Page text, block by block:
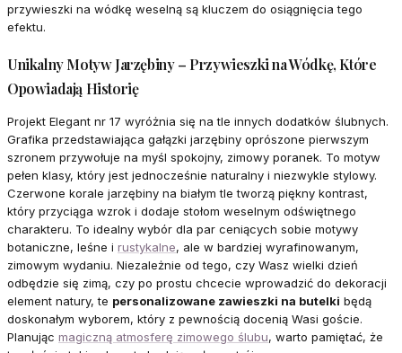
przywieszki na wódkę weselną są kluczem do osiągnięcia tego
efektu.
Unikalny Motyw Jarzębiny – Przywieszki na Wódkę, Które
Opowiadają Historię
Projekt Elegant nr 17 wyróżnia się na tle innych dodatków ślubnych.
Grafika przedstawiająca gałązki jarzębiny oprószone pierwszym
szronem przywołuje na myśl spokojny, zimowy poranek. To motyw
pełen klasy, który jest jednocześnie naturalny i niezwykle stylowy.
Czerwone korale jarzębiny na białym tle tworzą piękny kontrast,
który przyciąga wzrok i dodaje stołom weselnym odświętnego
charakteru. To idealny wybór dla par ceniących sobie motywy
botaniczne, leśne i rustykalne, ale w bardziej wyrafinowanym,
zimowym wydaniu. Niezależnie od tego, czy Wasz wielki dzień
odbędzie się zimą, czy po prostu chcecie wprowadzić do dekoracji
element natury, te personalizowane zawieszki na butelki będą
doskonałym wyborem, który z pewnością docenią Wasi goście.
Planując magiczną atmosferę zimowego ślubu, warto pamiętać, że